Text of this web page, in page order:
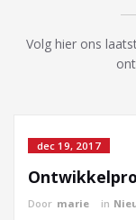
Volg hier ons
dec 19, 2017
Door marie in